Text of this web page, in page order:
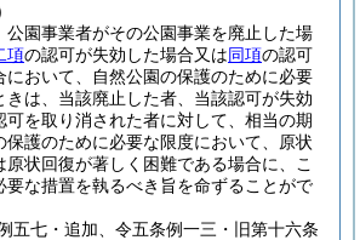
公園事業者がその公園事業を廃止した場
項の認可が失効した場合又は同項の認可
において、自然公園の保護のために必要
きは、当該廃止した者、当該認可が失効
可を取り消された者に対して、相当の期
保護のために必要な限度において、原状
原状回復が著しく困難である場合に、こ
要な措置を執るべき旨を命ずることがで
五七・追加、令五条例一三・旧第十六条